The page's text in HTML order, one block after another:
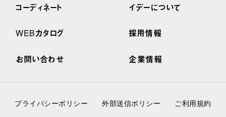
コーディネート
WEBカタログ
お問い合わせ
イデーについて
採用情報
企業情報
プライバシーポリシー 外部送信ポリシー
ご利用規約